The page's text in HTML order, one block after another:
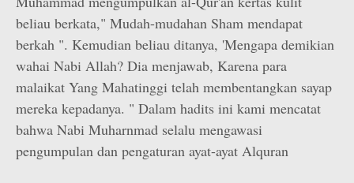
beliau berkata," Mudah-mudahan Sham mendapat
berkah ". Kemudian beliau ditanya, 'Mengapa demikian
wahai Nabi Allah? Dia menjawab, Karena para
malaikat Yang Mahatinggi telah membentangkan sayap
mereka kepadanya. " Dalam hadits ini kami mencatat
bahwa Nabi Muharnmad selalu mengawasi
pengumpulan dan pengaturan ayat-ayat Alquran